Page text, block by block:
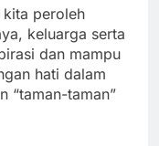
peroleh
keluarga serta
dan mampu
hati dalam
“taman-taman”